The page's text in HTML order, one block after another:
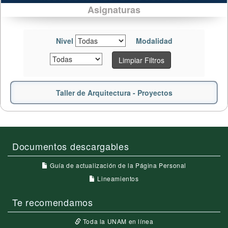
Asignaturas
Nivel
Modalidad
Limpiar Filtros
Taller de Arquitectura - Proyectos
Documentos descargables
Guía de actualización de la Página Personal
Lineamientos
Te recomendamos
Toda la UNAM en línea